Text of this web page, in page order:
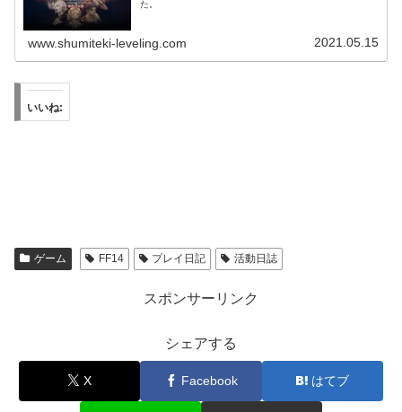
た。
www.shumiteki-leveling.com 2021.05.15
いいね:
ゲーム FF14 プレイ日記 活動日誌
スポンサーリンク
シェアする
X Facebook はてブ